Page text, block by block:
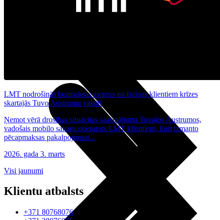
LMT nodrošinās bezmaksas zvanus un īsziņas klientiem krīzes
skartajās Tuvo Austrumu valstīs
Ņemot vērā drošības situācijas saasinājumu Tuvajos Austrumos,
vadošais mobilo sakaru operators LMT klientiem, kuri izmanto
pēcapmaksas pakalpojumus...
2026. gada 3. marts
Visi jaunumi
Klientu atbalsts
+371 80768076